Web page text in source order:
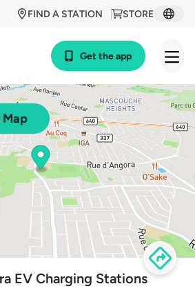
STORE
FIND A STATION
Get the app
Map
EV Charging Stations